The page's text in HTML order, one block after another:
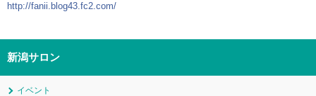
http://fanii.blog43.fc2.com/
新潟サロン
イベント